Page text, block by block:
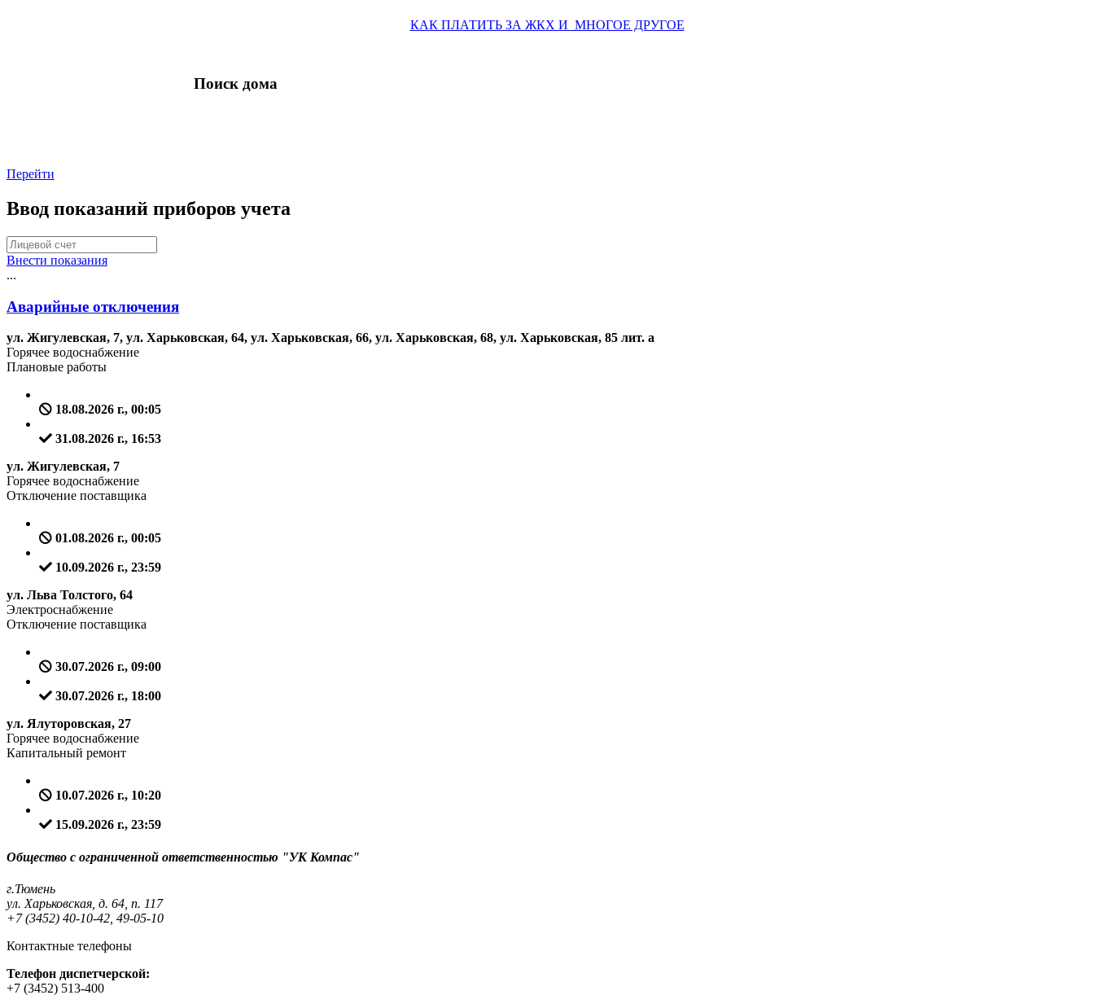
КАК ПЛАТИТЬ ЗА ЖКХ И МНОГОЕ ДРУГОЕ
Поиск дома
Перейти
Ввод показаний приборов учета
Внести показания
...
Аварийные отключения
ул. Жигулевская, 7, ул. Харьковская, 64, ул. Харьковская, 66, ул. Харьковская, 68, ул. Харьковская, 85 лит. а
Горячее водоснабжение
Плановые работы
18.08.2026 г., 00:05
31.08.2026 г., 16:53
ул. Жигулевская, 7
Горячее водоснабжение
Отключение поставщика
01.08.2026 г., 00:05
10.09.2026 г., 23:59
ул. Льва Толстого, 64
Электроснабжение
Отключение поставщика
30.07.2026 г., 09:00
30.07.2026 г., 18:00
ул. Ялуторовская, 27
Горячее водоснабжение
Капитальный ремонт
10.07.2026 г., 10:20
15.09.2026 г., 23:59
Общество с ограниченной ответственностью "УК Компас"
г.Тюмень
ул. Харьковская, д. 64, п. 117
+7 (3452) 40-10-42, 49-05-10
Контактные телефоны
Телефон диспетчерской:
+7 (3452) 513-400